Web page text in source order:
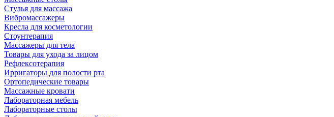
Стулья для массажа
Вибромассажеры
Кресла для косметологии
Стоунтерапия
Массажеры для тела
Товары для ухода за лицом
Рефлексотерапия
Ирригаторы для полости рта
Ортопедические товары
Массажные кровати
Лабораторная мебель
Лабораторные столы